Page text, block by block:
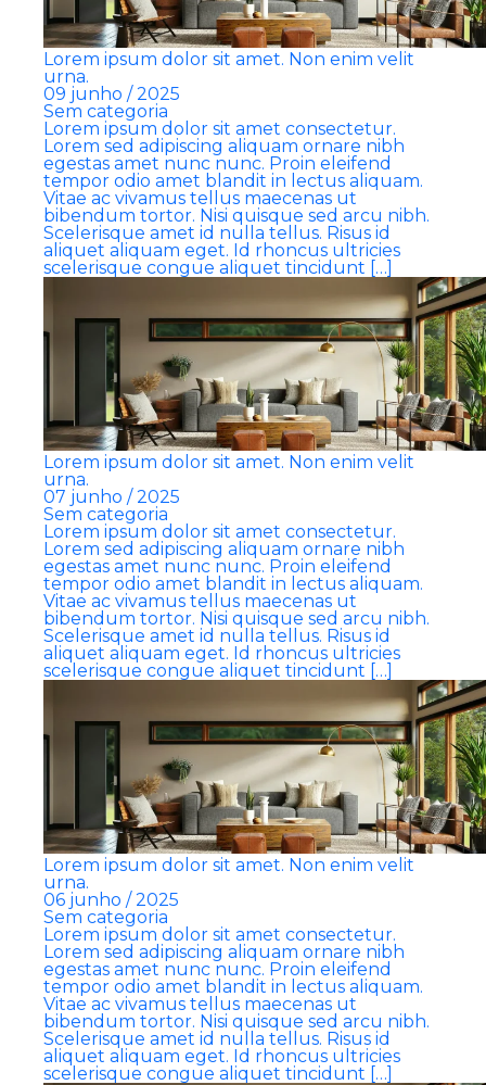
Lorem ipsum dolor sit amet. Non enim velit
urna.
09 junho / 2025
Sem categoria
Lorem ipsum dolor sit amet consectetur.
Lorem sed adipiscing aliquam ornare nibh
egestas amet nunc nunc. Proin eleifend
tempor odio amet blandit in lectus aliquam.
Vitae ac vivamus tellus maecenas ut
bibendum tortor. Nisi quisque sed arcu nibh.
Scelerisque amet id nulla tellus. Risus id
aliquet aliquam eget. Id rhoncus ultricies
scelerisque congue aliquet tincidunt […]
Lorem ipsum dolor sit amet. Non enim velit
urna.
07 junho / 2025
Sem categoria
Lorem ipsum dolor sit amet consectetur.
Lorem sed adipiscing aliquam ornare nibh
egestas amet nunc nunc. Proin eleifend
tempor odio amet blandit in lectus aliquam.
Vitae ac vivamus tellus maecenas ut
bibendum tortor. Nisi quisque sed arcu nibh.
Scelerisque amet id nulla tellus. Risus id
aliquet aliquam eget. Id rhoncus ultricies
scelerisque congue aliquet tincidunt […]
Lorem ipsum dolor sit amet. Non enim velit
urna.
06 junho / 2025
Sem categoria
Lorem ipsum dolor sit amet consectetur.
Lorem sed adipiscing aliquam ornare nibh
egestas amet nunc nunc. Proin eleifend
tempor odio amet blandit in lectus aliquam.
Vitae ac vivamus tellus maecenas ut
bibendum tortor. Nisi quisque sed arcu nibh.
Scelerisque amet id nulla tellus. Risus id
aliquet aliquam eget. Id rhoncus ultricies
scelerisque congue aliquet tincidunt […]